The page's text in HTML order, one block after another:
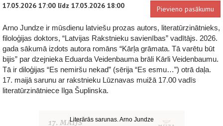
17.05.2026 17:00 līdz 17.05.2026 18:00 Pievieno pasākumu
Arno Jundze ir mūsdienu latviešu prozas autors, literatūrzinātnieks,
filoloģijas doktors, “Latvijas Rakstnieku savienības” vadītājs. 2026.
gada sākumā izdots autora romāns “Kārļa grāmata. Tā varētu būt
bijis” par dzejnieka Eduarda Veidenbauma brāli Kārli Veidenbaumu.
Tā ir diloģijas “Es nemiršu nekad” (sērija “Es esmu…”) otrā daļa.
17. maijā sarunu ar rakstnieku Lūznavas muižā 17.00 vadīs
literatūrzinātniece Ilga Šuplinska.
Literārās sarunas. Arno Jundze